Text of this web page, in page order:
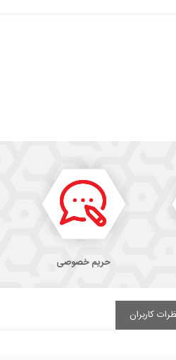
حریم خصوصی
کاربران